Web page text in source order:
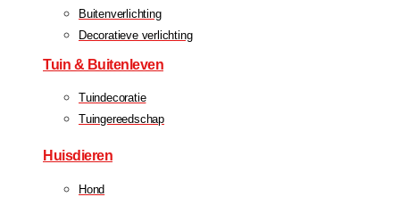
Buitenverlichting
Decoratieve verlichting
Tuin & Buitenleven
Tuindecoratie
Tuingereedschap
Huisdieren
Hond